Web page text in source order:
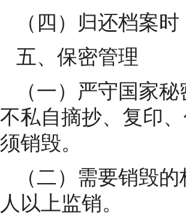
（四）归还档案时
五、保密管理
（一）严守国家秘
不私自摘抄、复印
须销毁。
（二）需要销毁的
人以上监销。